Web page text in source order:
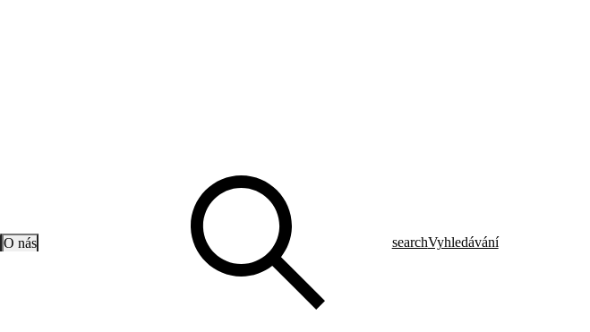
O nás searchVyhledávání